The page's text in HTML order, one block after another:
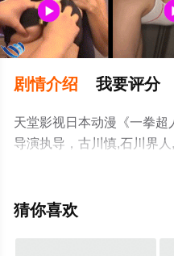
剧情介绍 我要评分
天堂影视日本动漫《一拳
导演执导，古川慎,石川界
高山南,安元洋贵,樱井孝宏,
彩演绎的日本动漫，大结局
更多相关信息可移步至豆
猜你喜欢